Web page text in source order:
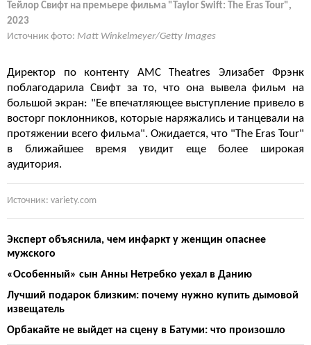
Тейлор Свифт на премьере фильма "Taylor Swift: The Eras Tour",
2023
Источник фото: Matt Winkelmeyer/Getty Images
Директор по контенту AMC Theatres Элизабет Фрэнк
поблагодарила Свифт за то, что она вывела фильм на
большой экран: "Ее впечатляющее выступление привело в
восторг поклонников, которые наряжались и танцевали на
протяжении всего фильма". Ожидается, что "The Eras Tour"
в ближайшее время увидит еще более широкая
аудитория.
Источник: variety.com
Эксперт объяснила, чем инфаркт у женщин опаснее
мужского
«Особенный» сын Анны Нетребко уехал в Данию
Лучший подарок близким: почему нужно купить дымовой
извещатель
Орбакайте не выйдет на сцену в Батуми: что произошло